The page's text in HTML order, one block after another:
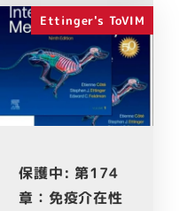
Ettinger's ToVIM
保護中: 第174
章：免疫介在性